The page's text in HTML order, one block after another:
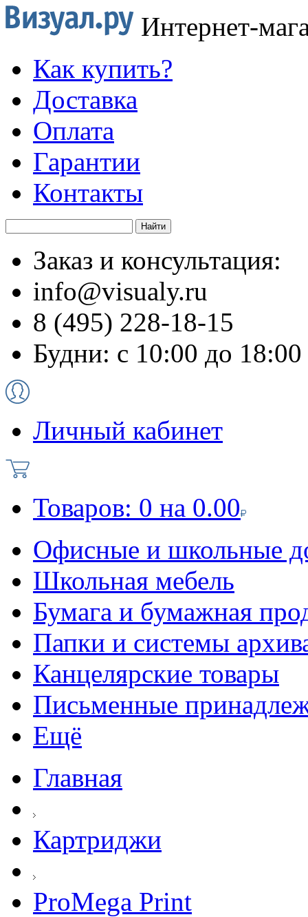
Интернет-
Как купить?
Доставка
Оплата
Гарантии
Контакты
Заказ и консультация:
info@visualy.ru
8 (495) 228-18-15
Будни: с 10:00 до 18:00
Личный кабинет
Товаров: 0 на 0.00
Офисные и школьные
Школьная мебель
Бумага и бумажная
Папки и системы
Канцелярские товары
Письменные
Ещё
Главная
Картриджи
ProMega Print